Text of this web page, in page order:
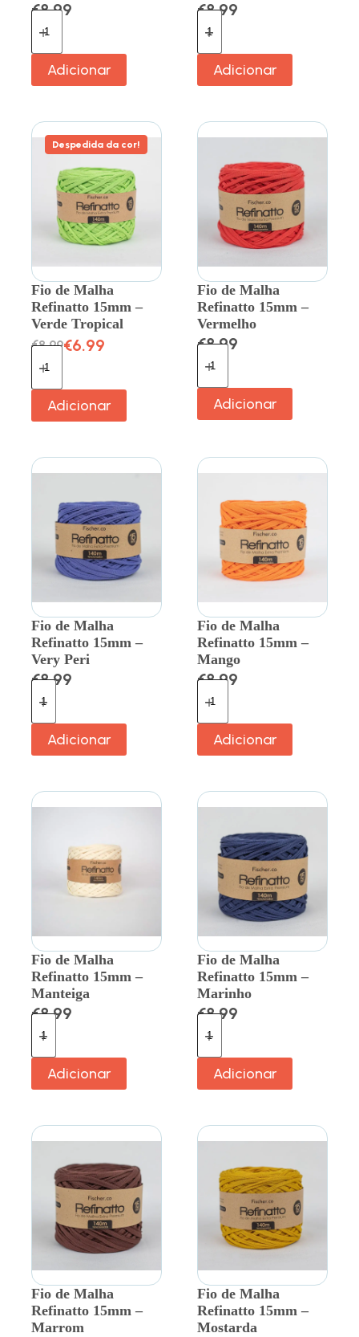
€8.99
Adicionar
€8.99
Adicionar
Despedida da cor!
Fio de Malha
Refinatto 15mm –
Verde Tropical
€8.99€6.99
Adicionar
Fio de Malha
Refinatto 15mm –
Vermelho
€8.99
Adicionar
Fio de Malha
Refinatto 15mm –
Very Peri
€8.99
Adicionar
Fio de Malha
Refinatto 15mm –
Mango
€8.99
Adicionar
Fio de Malha
Refinatto 15mm –
Manteiga
€8.99
Adicionar
Fio de Malha
Refinatto 15mm –
Marinho
€8.99
Adicionar
Fio de Malha
Refinatto 15mm –
Marrom
Fio de Malha
Refinatto 15mm –
Mostarda